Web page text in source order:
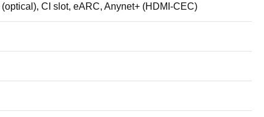
CI slot, eARC, Anynet+ (HDMI-CEC)